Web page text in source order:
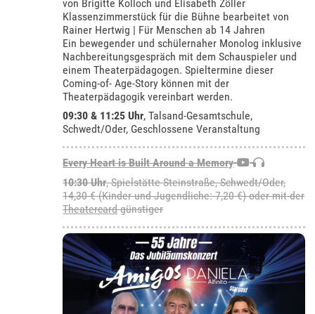
von Brigitte Kolloch und Elisabeth Zöller
Klassenzimmerstück für die Bühne bearbeitet von
Rainer Hertwig | Für Menschen ab 14 Jahren
Ein bewegender und schülernaher Monolog inklusive
Nachbereitungsgespräch mit dem Schauspieler und
einem Theaterpädagogen. Spieltermine dieser
Coming-of- Age-Story können mit der
Theaterpädagogik vereinbart werden.
09:30 & 11:25 Uhr,Talsand-Gesamtschule,
Schwedt/Oder, Geschlossene Veranstaltung
Every Heart is Built Around a Memory
10:30 Uhr, Spielstätte Steinstraße, Schwedt/Oder,
14,30 € (Kinder und Jugendliche: 7,20 €) oder mit der
Theatercardgünstiger